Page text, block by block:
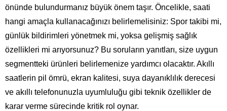
önünde bulundurmanız büyük önem taşır. Öncelikle, saati
hangi amaçla kullanacağınızı belirlemelisiniz: Spor takibi mi,
günlük bildirimleri yönetmek mi, yoksa gelişmiş sağlık
özellikleri mi arıyorsunuz? Bu soruların yanıtları, size uygun
segmentteki ürünleri belirlemenize yardımcı olacaktır. Akıllı
saatlerin pil ömrü, ekran kalitesi, suya dayanıklılık derecesi
ve akıllı telefonunuzla uyumluluğu gibi teknik özellikler de
karar verme sürecinde kritik rol oynar.